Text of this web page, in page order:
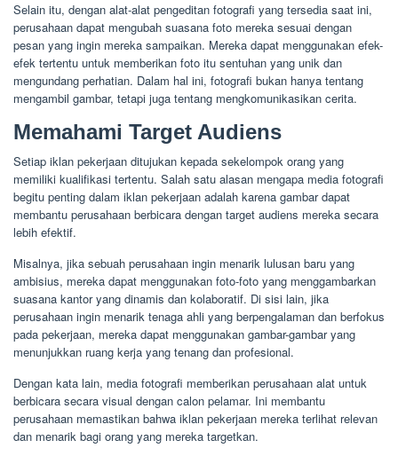
Selain itu, dengan alat-alat pengeditan fotografi yang tersedia saat ini,
perusahaan dapat mengubah suasana foto mereka sesuai dengan
pesan yang ingin mereka sampaikan. Mereka dapat menggunakan efek-
efek tertentu untuk memberikan foto itu sentuhan yang unik dan
mengundang perhatian. Dalam hal ini, fotografi bukan hanya tentang
mengambil gambar, tetapi juga tentang mengkomunikasikan cerita.
Memahami Target Audiens
Setiap iklan pekerjaan ditujukan kepada sekelompok orang yang
memiliki kualifikasi tertentu. Salah satu alasan mengapa media fotografi
begitu penting dalam iklan pekerjaan adalah karena gambar dapat
membantu perusahaan berbicara dengan target audiens mereka secara
lebih efektif.
Misalnya, jika sebuah perusahaan ingin menarik lulusan baru yang
ambisius, mereka dapat menggunakan foto-foto yang menggambarkan
suasana kantor yang dinamis dan kolaboratif. Di sisi lain, jika
perusahaan ingin menarik tenaga ahli yang berpengalaman dan berfokus
pada pekerjaan, mereka dapat menggunakan gambar-gambar yang
menunjukkan ruang kerja yang tenang dan profesional.
Dengan kata lain, media fotografi memberikan perusahaan alat untuk
berbicara secara visual dengan calon pelamar. Ini membantu
perusahaan memastikan bahwa iklan pekerjaan mereka terlihat relevan
dan menarik bagi orang yang mereka targetkan.